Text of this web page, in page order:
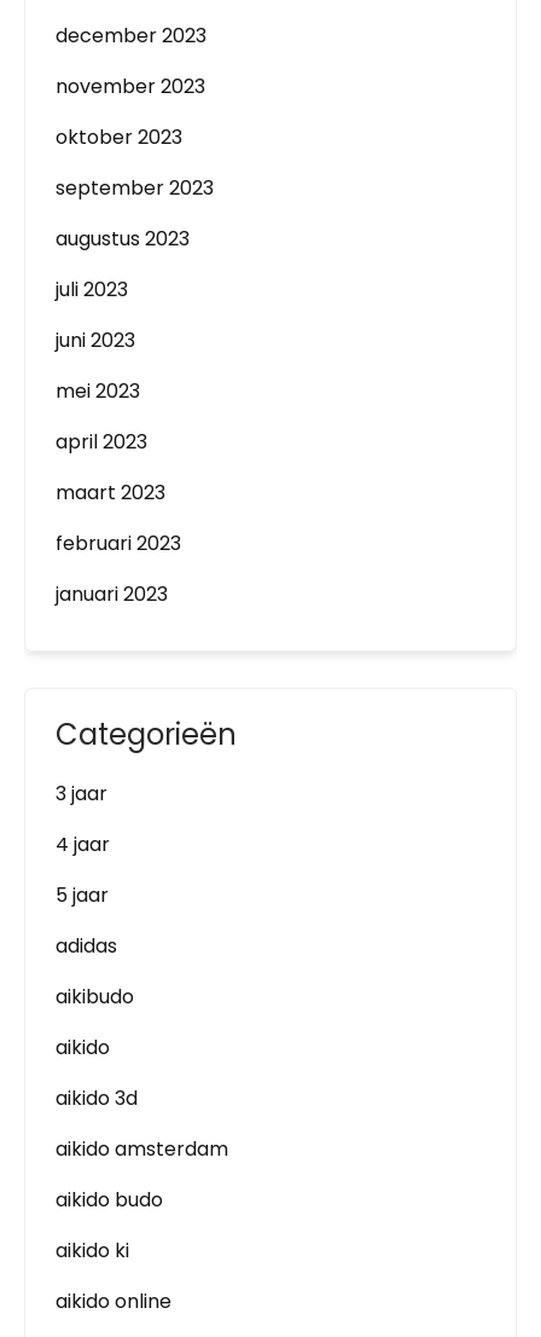
december 2023
november 2023
oktober 2023
september 2023
augustus 2023
juli 2023
juni 2023
mei 2023
april 2023
maart 2023
februari 2023
januari 2023
Categorieën
3 jaar
4 jaar
5 jaar
adidas
aikibudo
aikido
aikido 3d
aikido amsterdam
aikido budo
aikido ki
aikido online